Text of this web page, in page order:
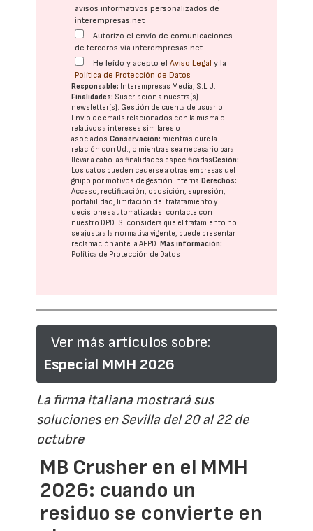
avisos informativos personalizados de
interempresas.net
Autorizo el envío de comunicaciones
de terceros vía interempresas.net
He leído y acepto elAviso Legal y la
Política de Protección de Datos
Responsable: Interempresas Media, S.L.U.
Finalidades: Suscripción a nuestra(s)
newsletter(s). Gestión de cuenta de usuario.
Envío de emails relacionados con la misma o
relativos a intereses similares o
asociados.Conservación: mientras dure la
relación con Ud., o mientras sea necesario para
llevar a cabo las finalidades especificadasCesión:
Los datos pueden cederse a otras empresas del
grupo por motivos de gestión interna. Derechos:
Acceso, rectificación, oposición, supresión,
portabilidad, limitación del tratatamiento y
decisiones automatizadas: contacte con
nuestro DPD. Si considera que el tratamiento no
se ajusta a la normativa vigente, puede presentar
reclamación ante laAEPD. Más información:
Política de Protección de Datos
Ver más artículos sobre:
Especial MMH 2026
La firma italiana mostrará sus
soluciones en Sevilla del 20 al 22 de
octubre
MB Crusher en el MMH
2026: cuando un
residuo se convierte en